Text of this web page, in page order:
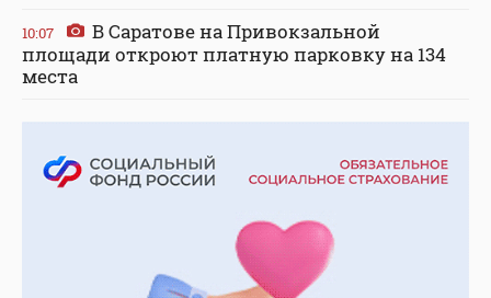
10:07
В Саратове на Привокзальной
площади откроют платную парковку на 134
места